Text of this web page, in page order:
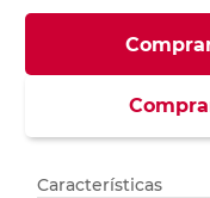
Características